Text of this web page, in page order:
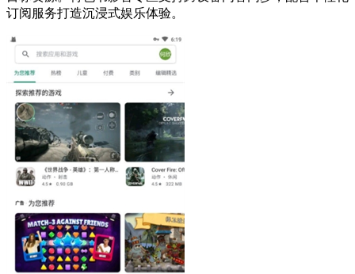
订阅服务打造沉浸式娱乐体验。